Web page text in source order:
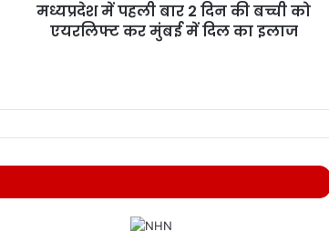
मध्यप्रदेश में पहली बार 2 दिन की बच्ची को
एयरलिफ्ट कर मुंबई में दिल का इलाज